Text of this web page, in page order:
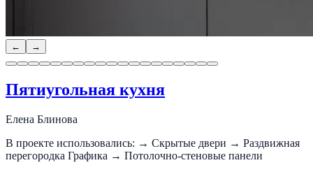
← →
Пятиугольная кухня
Елена Блинова
В проекте использовались: → Скрытые двери → Раздвижная
перегородка Графика → Потолочно-стеновые панели